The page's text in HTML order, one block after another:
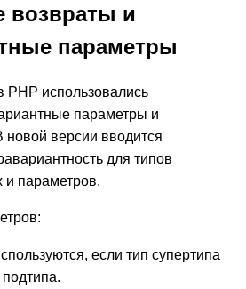
возвраты и
параметры
использовались
параметры и
версии вводится
для типов
параметров.
если тип супертипа